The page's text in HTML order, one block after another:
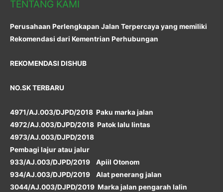
TENTANG KAMI
Perusahaan Perlengkapan Jalan Terpercaya yang memiliki
Rekomendasi dari Kementrian Perhubungan
REKOMENDASI DISHUB
NO.SK TERBARU
4971/AJ.003/DJPD/2018 Paku marka jalan
4972/AJ.003/DJPD/2018 Patok lalu lintas
4973/AJ.003/DJPD/2018
Pembagi lajur atau jalur
933/AJ.003/DJPD/2019 Apiil Otonom
934/AJ.003/DJPD/2019 Alat penerang jalan
3044/AJ.003/DJPD/2019 Marka jalan pengarah lalin